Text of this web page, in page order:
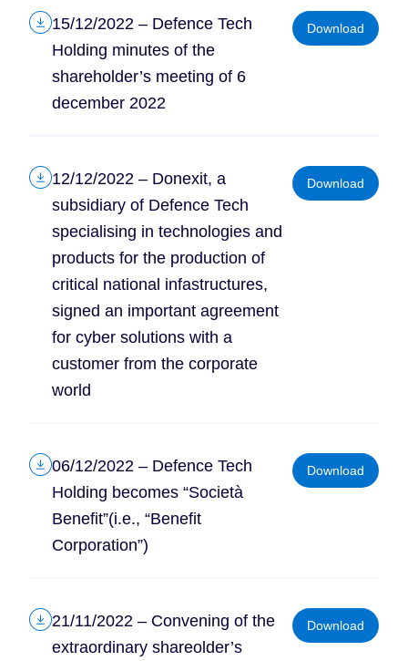
15/12/2022 – Defence Tech
Holding minutes of the
shareholder’s meeting of 6
december 2022
Download
12/12/2022 – Donexit, a
subsidiary of Defence Tech
specialising in technologies and
products for the production of
critical national infastructures,
signed an important agreement
for cyber solutions with a
customer from the corporate
world
Download
06/12/2022 – Defence Tech
Holding becomes “Società
Benefit”(i.e., “Benefit
Corporation”)
Download
21/11/2022 – Convening of the
extraordinary shareolder’s
Download